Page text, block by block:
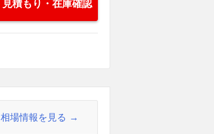
見積もり・在庫確認
相場情報を見る